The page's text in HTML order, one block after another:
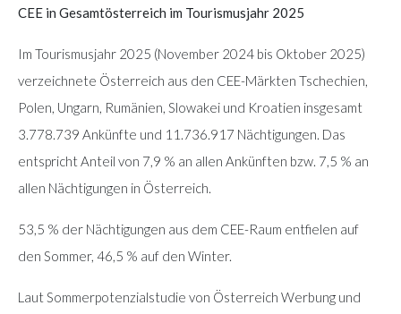
CEE in Gesamtösterreich im Tourismusjahr 2025
Im Tourismusjahr 2025 (November 2024 bis Oktober 2025)
verzeichnete Österreich aus den CEE-Märkten Tschechien,
Polen, Ungarn, Rumänien, Slowakei und Kroatien insgesamt
3.778.739 Ankünfte und 11.736.917 Nächtigungen. Das
entspricht Anteil von 7,9 % an allen Ankünften bzw. 7,5 % an
allen Nächtigungen in Österreich.
53,5 % der Nächtigungen aus dem CEE-Raum entfielen auf
den Sommer, 46,5 % auf den Winter.
Laut Sommerpotenzialstudie von Österreich Werbung und